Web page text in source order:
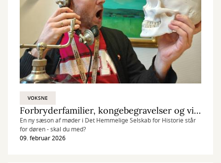
VOKSNE
Forbryderfamilier, kongebegravelser og vildmosekartofler
En ny sæson af møder i Det Hemmelige Selskab for Historie står
for døren - skal du med?
09. februar 2026